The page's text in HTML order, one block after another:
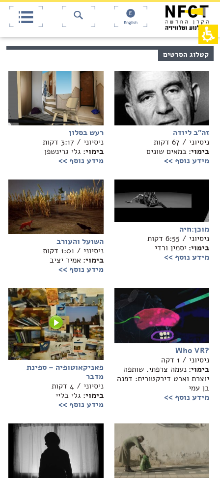
תחילתו
אינטרנט,
לחץ
אנטר
ראש
באפשרותך
ללחוץ
אנטר
כדי
לדלג
English
קטלוג הסרטים
זה"ב ליודה
ניסיוני / 67 דקות
בימוי: במאים שונים
מידע נוסף >>
רעש בסלון
ניסיוני / 3:17 דקות
בימוי: גלי גרינשפן
מידע נוסף >>
מוכן:חיה
ניסיוני / 6:55 דקות
בימוי: יסמין ורדי
מידע נוסף >>
השועל והעורב
ניסיוני / 1:01 דקות
בימוי: אמיר יציב
מידע נוסף >>
?Who VR
ניסיוני / 1 דקה
בימוי: נעמה צרפתי. שותפה
יוצרת וארט דירקטורית: דפנה
בן עמי
מידע נוסף >>
פאניקאוטופיה – ספינת
מדבר
ניסיוני / 4 דקות
בימוי: גלי בליי
מידע נוסף >>